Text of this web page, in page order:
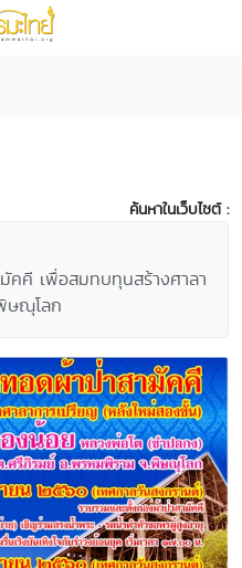
ค้นหาในเว็บไซต์ :
คี เพื่อสมทบทุนสร้างศาลา
ษณุโลก